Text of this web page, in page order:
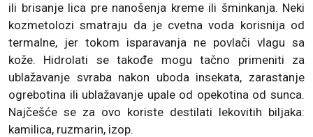
ili brisanje lica pre nanošenja kreme ili šminkanja. Neki
kozmetolozi smatraju da je cvetna voda korisnija od
termalne, jer tokom isparavanja ne povlači vlagu sa
kože. Hidrolati se takođe mogu tačno primeniti za
ublažavanje svraba nakon uboda insekata, zarastanje
ogrebotina ili ublažavanje upale od opekotina od sunca.
Najčešće se za ovo koriste destilati lekovitih biljaka:
kamilica, ruzmarin, izop.